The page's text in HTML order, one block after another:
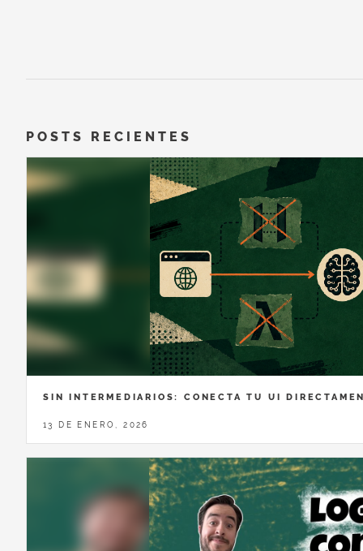
POSTS RECIENTES
SIN INTERMEDIARIOS: CONECTA TU UI
13 DE ENERO, 2026